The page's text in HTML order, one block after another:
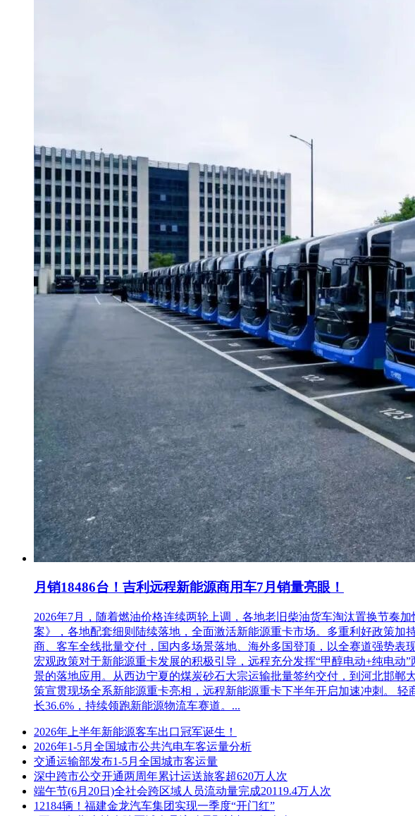
自本公告发布之日起5个工作日。
六、其他补充事宜
1.本项目为电子招投标，供应商需要使用CA加密设备，凡参加本项目必须可自主
与新疆CA联系，申请增加电子证书即可，无需重复申领。
2.本项目实行网上投标，采用电子投标文件(供应商须使用CA加密设备通过政采
3.各供应商应在开标前应确保成为新疆政府采购网正式注册入库供应商，并完成
4.供应商将政采云电子交易客户端下载、安装完成后，可通过账号密码或CA登录
府采购网(http://www.ccgp-xinjiang.gov.cn/)下载专区查看，如有问题可拨打政采云
5.供应商在开标时须使用制作加密电子投标文件所使用的CA锁及电脑，电脑须提
6.投标保证金缴纳及确认时间：凡拟参加本次招标项目的供应商，必须在开标前
7.供应商对不见面开评标系统的技术操作咨询，可通过https://edu.zcygov.cn/
https://service.zcygov.cn/#/help，“项目采购”—“操作流程-电子招投标”—“政府采
云在线客服获取服务支持。供应商钉钉群号：政采云新疆供应商服务1号群：
在钉钉群中回放观看学习。
特别提示：
1、采购限额标准以上，200万元以下的货物和服务采购项目、400万元以下的工
2、超过200万元的货物和服务采购项目，预留该部分采购项目预算总额的30%以
3、超过400万元的工程采购项目中适宜由中小企业提供的，预留该部分采购项目
4、对于未预留份额专门面向中小企业的采购项目，以及预留份额项目中的非预
3%~5%作为其价格分。
5、接受大中型企业与小微企业组成联合体或者允许大中型企业向一家或者多家
的，采购人、采购代理机构应当对联合体或者大中型企业的报价给予4%~6%(工
法但未采用低价优先法计算价格分的，评标时应当在采用原报价进行评分的基础
七、对本次采购提出询问，请按以下方式联系
1.采购人信息
名 称：喀什市交通运输局
地 址：喀什市深喀大道行政审批局4楼
联系方式：17854115387
月销18486台！吉利远程新能源商用车7月销量亮眼！
2026年7月，随着燃油价格连续两轮上调，各地老旧柴油货车淘汰置换节奏
案》，各地配套细则陆续落地，全面激活新能源重卡市场。多重利好政策加
商、客车全线批量交付，国内多场景落地、海外多国登顶，以全赛道强势表
宏观政策对于新能源重卡发展的积极引导，远程充分发挥“甲醇电动+纯电
景的落地应用。从西边宁夏的煤炭砂石大宗运输批量签约交付，到河北邯
策宣贯现场全系新能源重卡亮相，远程新能源重卡下半年开启加速冲刺。
长36.6%，持续领跑新能源物流车赛道。...
2026年上半年新能源客车出口冠军诞生！
2026年1-5月全国城市公共汽电车客运量分析
交通运输部发布1-5月全国城市客运量
深中跨市公交开通两周年累计运送旅客超620万人次
端午节(6月20日)全社会跨区域人员流动量完成20119.4万人次
12184辆！福建金龙汽车集团实现一季度“开门红”